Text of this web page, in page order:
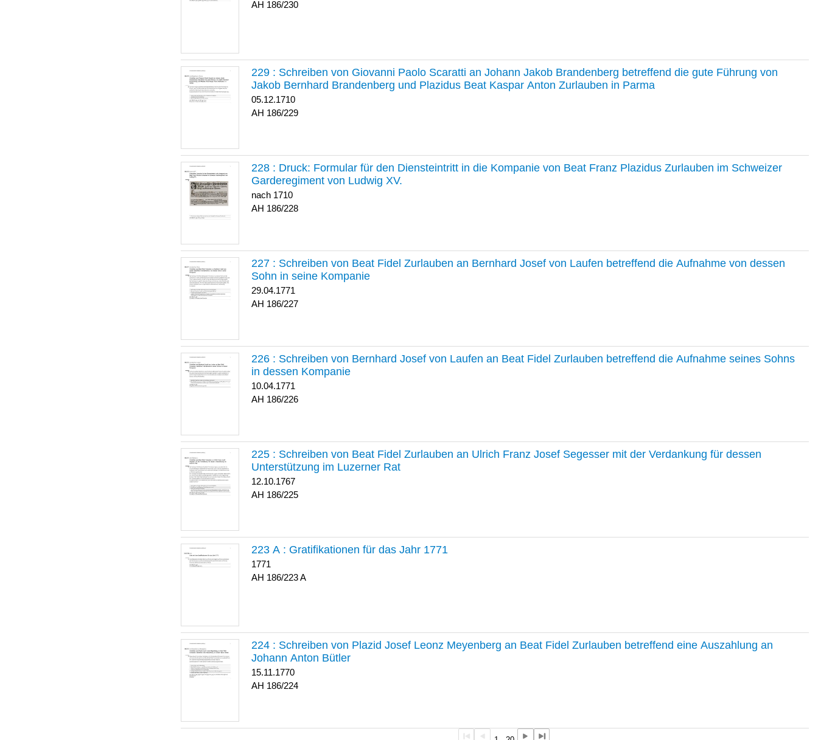
186/230
229 : Schreiben von Giovanni Paolo Scaratti an Johann Jakob Brandenberg betreffend die gute Führung von
Jakob Bernhard Brandenberg und Plazidus Beat Kaspar Anton Zurlauben in Parma
05.12.1710
186/229
228 : Druck: Formular für den Diensteintritt in die Kompanie von Beat Franz Plazidus Zurlauben im Schweizer
Garderegiment von Ludwig XV.
nach 1710
186/228
227 : Schreiben von Beat Fidel Zurlauben an Bernhard Josef von Laufen betreffend die Aufnahme von dessen
Sohn in seine Kompanie
29.04.1771
186/227
226 : Schreiben von Bernhard Josef von Laufen an Beat Fidel Zurlauben betreffend die Aufnahme seines Sohns
in dessen Kompanie
10.04.1771
186/226
225 : Schreiben von Beat Fidel Zurlauben an Ulrich Franz Josef Segesser mit der Verdankung für dessen
Unterstützung im Luzerner Rat
12.10.1767
186/225
223 A : Gratifikationen für das Jahr 1771
1771
186/223 A
224 : Schreiben von Plazid Josef Leonz Meyenberg an Beat Fidel Zurlauben betreffend eine Auszahlung an
Johann Anton Bütler
15.11.1770
186/224